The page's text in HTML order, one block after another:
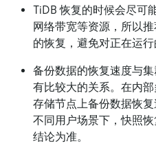
TiDB 恢复的时候会尽可
网络带宽等资源，所以
的恢复，避免对正在运行
备份数据的恢复速度与
有比较大的关系。在内
存储节点上备份数据恢
不同用户场景下，快照
结论为准。